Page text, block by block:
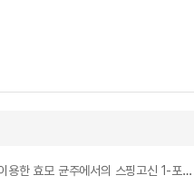
High Yield Fermentation Production of Sphingosine 1-Phosphate in Yeast Strains by Using Metabolic Engineering and Efficacy Tests as Cosmetic Materials = 대사공학을 이용한 효모 균주에서의 스핑고신 1-포스페이트 고수율 발효 생산 및 화장품 소재를 위한 효능 평가